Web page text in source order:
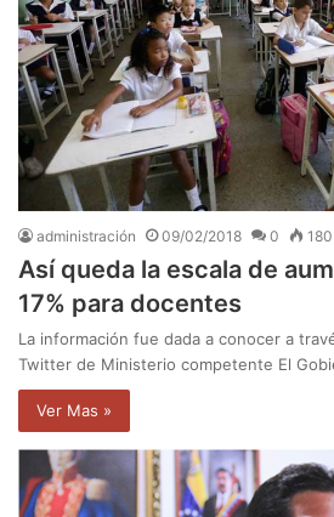
administración 09/02/2018 0 180
Así queda la escala de
17% para docentes
La información fue dada a conocer a
Twitter de Ministerio competente El
Ver Mas »